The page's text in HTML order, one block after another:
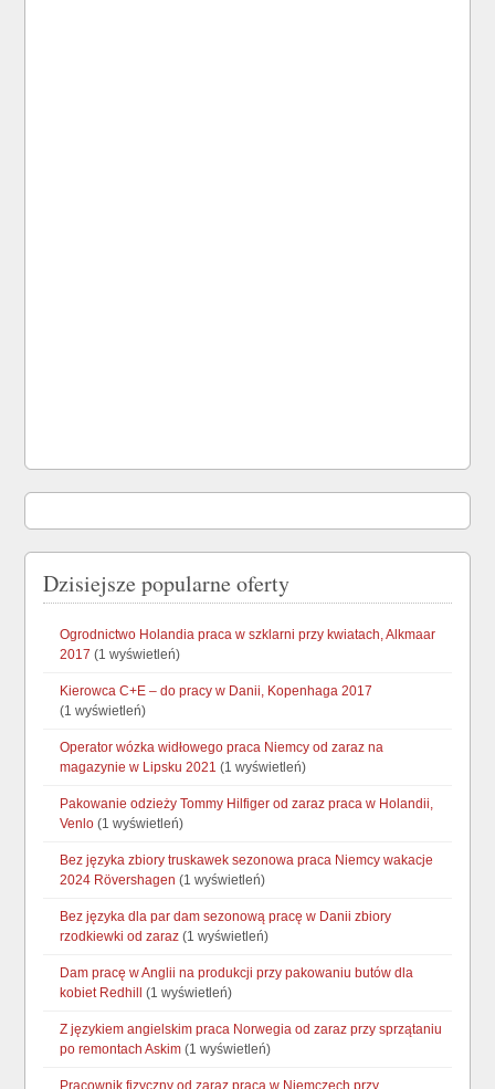
Dzisiejsze popularne oferty
Ogrodnictwo Holandia praca w szklarni przy kwiatach, Alkmaar
2017 (1 wyświetleń)
Kierowca C+E – do pracy w Danii, Kopenhaga 2017
(1 wyświetleń)
Operator wózka widłowego praca Niemcy od zaraz na
magazynie w Lipsku 2021 (1 wyświetleń)
Pakowanie odzieży Tommy Hilfiger od zaraz praca w Holandii,
Venlo (1 wyświetleń)
Bez języka zbiory truskawek sezonowa praca Niemcy wakacje
2024 Rövershagen (1 wyświetleń)
Bez języka dla par dam sezonową pracę w Danii zbiory
rzodkiewki od zaraz (1 wyświetleń)
Dam pracę w Anglii na produkcji przy pakowaniu butów dla
kobiet Redhill
(1 wyświetleń)
Z językiem angielskim praca Norwegia od zaraz przy sprzątaniu
po remontach Askim (1 wyświetleń)
Pracownik fizyczny od zaraz praca w Niemczech przy